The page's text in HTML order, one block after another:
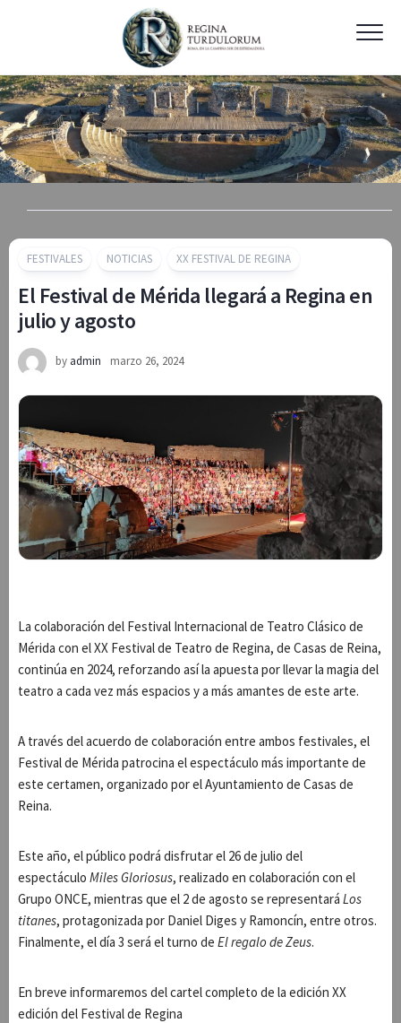
FESTIVALES NOTICIAS XX FESTIVAL DE REGINA
El Festival de Mérida llegará a Regina en
julio y agosto
by admin marzo 26, 2024
La colaboración del Festival Internacional de Teatro Clásico de
Mérida con el XX Festival de Teatro de Regina, de Casas de Reina,
continúa en 2024, reforzando así la apuesta por llevar la magia del
teatro a cada vez más espacios y a más amantes de este arte.
A través del acuerdo de colaboración entre ambos festivales, el
Festival de Mérida patrocina el espectáculo más importante de
este certamen, organizado por el Ayuntamiento de Casas de
Reina.
Este año, el público podrá disfrutar el 26 de julio del
espectáculo Miles Gloriosus, realizado en colaboración con el
Grupo ONCE, mientras que el 2 de agosto se representará Los
titanes, protagonizada por Daniel Diges y Ramoncín, entre otros.
Finalmente, el día 3 será el turno de El regalo de Zeus.
En breve informaremos del cartel completo de la edición XX
edición del Festival de Regina